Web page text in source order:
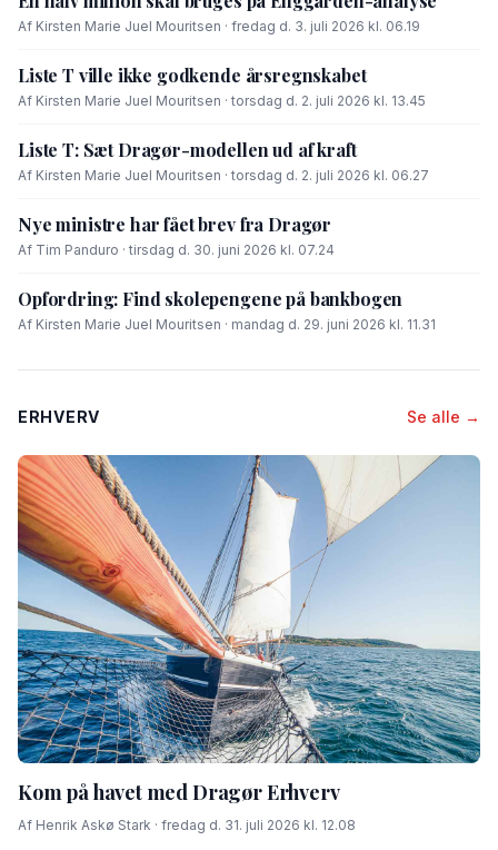
Af Kirsten Marie Juel Mouritsen · fredag d. 3. juli 2026 kl. 06.19
Liste T ville ikke godkende årsregnskabet
Af Kirsten Marie Juel Mouritsen · torsdag d. 2. juli 2026 kl. 13.45
Liste T: Sæt Dragør-modellen ud af kraft
Af Kirsten Marie Juel Mouritsen · torsdag d. 2. juli 2026 kl. 06.27
Nye ministre har fået brev fra Dragør
Af Tim Panduro · tirsdag d. 30. juni 2026 kl. 07.24
Opfordring: Find skolepengene på bankbogen
Af Kirsten Marie Juel Mouritsen · mandag d. 29. juni 2026 kl. 11.31
ERHVERV Se alle →
Kom på havet med Dragør Erhverv
Af Henrik Askø Stark · fredag d. 31. juli 2026 kl. 12.08